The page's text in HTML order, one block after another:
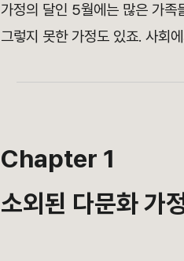
가정의 달인 5월에는 많은 가족
그렇지 못한 가정도 있죠. 사회
Chapter 1
소외된 다문화 가